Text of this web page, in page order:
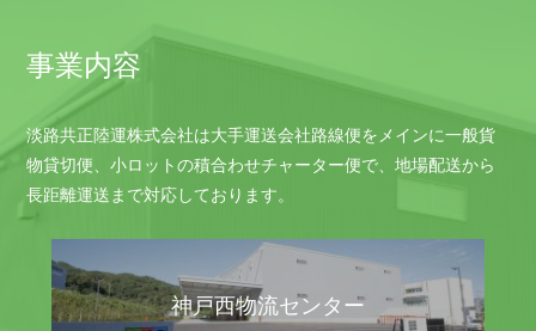
事業内容
淡路共正陸運株式会社は大手運送会社路線便をメインに一般貨
物貸切便、小ロットの積合わせチャーター便で、地場配送から
長距離運送まで対応しております。
神戸西物流センター